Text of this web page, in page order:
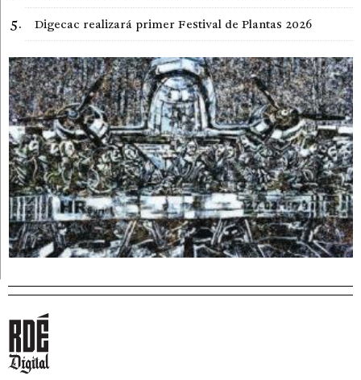
Digecac realizará primer Festival de Plantas 2026